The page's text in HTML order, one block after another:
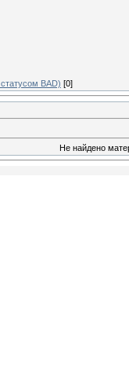
BAD) [0]
Не найдено